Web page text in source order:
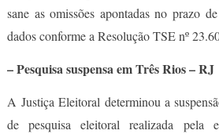
sane as omissões apontadas no prazo
dados conforme a Resolução TSE nº
– Pesquisa suspensa em Três Rios – RJ
A Justiça Eleitoral determinou a
de pesquisa eleitoral realizada pela